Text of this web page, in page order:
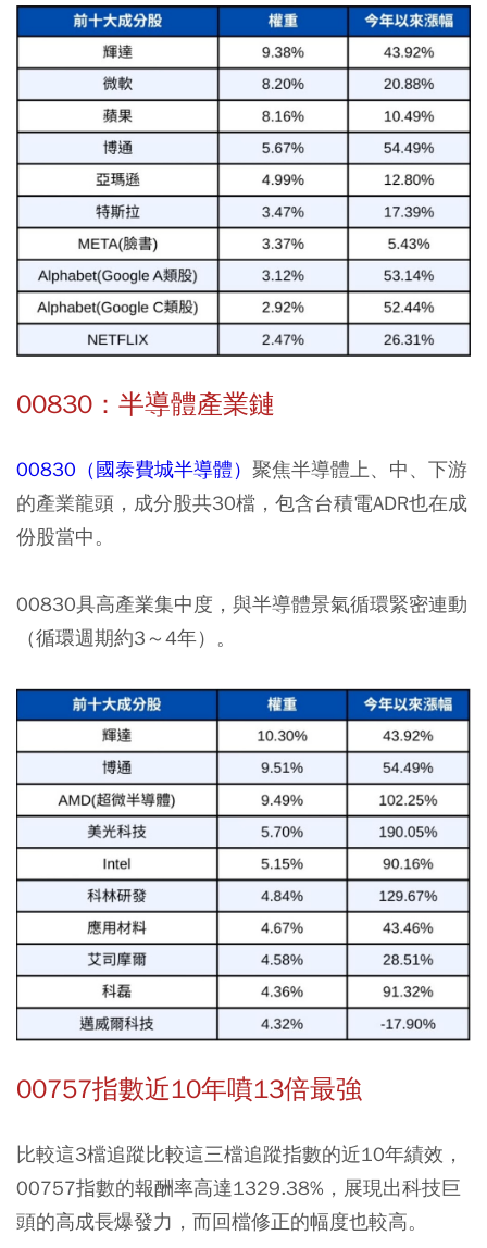
00830：半導體產業鏈
00830（國泰費城半導體） 聚焦半導體上、中、下游
的產業龍頭，成分股共30檔，包含台積電ADR也在成
份股當中。
00830具高產業集中度，與半導體景氣循環緊密連動
（循環週期約3～4年）。
00757指數近10年噴13倍最強
比較這3檔追蹤比較這三檔追蹤指數的近10年績效，
00757指數的報酬率高達1329.38%，展現出科技巨
頭的高成長爆發力，而回檔修正的幅度也較高。